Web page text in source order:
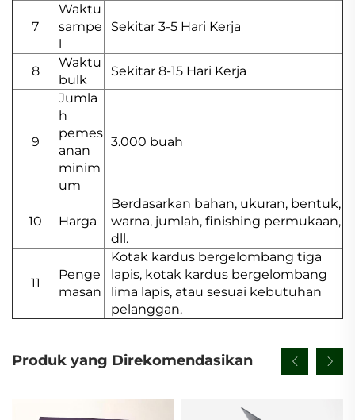
7
Waktu
sampe
l
Sekitar 3-5 Hari Kerja
8
Waktu
bulk
Sekitar 8-15 Hari Kerja
9
Jumla
h
pemes
anan
minim
um
3.000 buah
10 Harga
Berdasarkan bahan, ukuran, bentuk,
warna, jumlah, finishing permukaan,
dll.
11
Penge
masan
Kotak kardus bergelombang tiga
lapis, kotak kardus bergelombang
lima lapis, atau sesuai kebutuhan
pelanggan.
Produk yang Direkomendasikan